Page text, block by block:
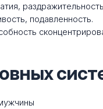
подавленность.